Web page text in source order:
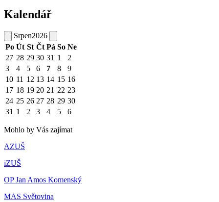
Kalendář
Srpen2026
Po Út St Čt Pá So Ne
27 28 29 30 31 1
2
3
4 5 6 7 8
9
10 11 12 13 14 15 16
17 18 19 20 21 22 23
24 25 26 27 28 29 30
31 1 2 3 4 5 6
Mohlo by Vás zajímat
AZUŠ
iZUŠ
OP Jan Amos Komenský
MAS Světovina